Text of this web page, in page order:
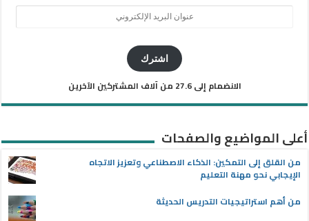
اشترك
الانضمام إلى 27.6 من آلاف المشتركين الآخرين
أعلى المواضيع والصفحات
من القلق إلى التمكين: الذكاء الاصطناعي وتعزيز الاتجاه
الإيجابي نحو مهنة التعليم
من أهم استراتيجيات التدريس الحديثة